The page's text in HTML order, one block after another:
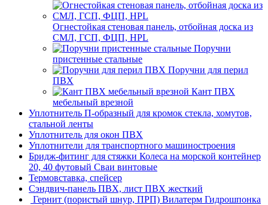
Огнестойкая стеновая панель, отбойная доска из
СМЛ, ГСП, ФЦП, HPL
Поручни
пристенные стальные
Поручни для перил
ПВХ
Кант ПВХ
мебельный врезной
Уплотнитель П-образный для кромок стекла, хомутов,
стальной ленты
Уплотнитель для окон ПВХ
Уплотнители для транспортного машиностроения
Бридж-фитинг для стяжки Колеса на морской контейнер
20, 40 футовый Сваи винтовые
Термовставка, спейсер
Сэндвич-панель ПВХ, лист ПВХ жесткий
Гернит (пористый шнур, ПРП) Вилатерм Гидрошпонка